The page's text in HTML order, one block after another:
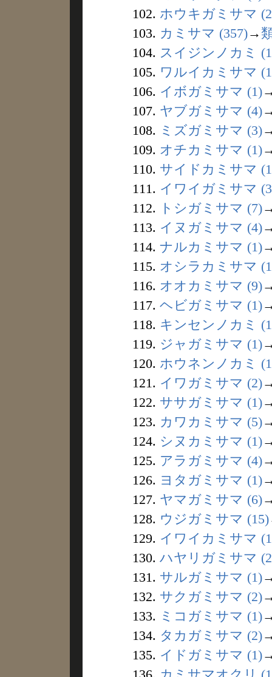
102. ホウキガミサマ
103. カミサマ (357)→
104. スイジンノカミ
105. ワルイカミサマ
106. イボガミサマ (1)
107. ヤブガミサマ (4)
108. ミズガミサマ (3)
109. オチカミサマ (1)
110. サイドカミサマ
111. イワイガミサマ
112.
トシガミサマ (7)
113. イヌガミサマ (4)
114. ナルカミサマ (1)
115. オシラカミサマ
116. オオカミサマ (9)
117. ヘビガミサマ (1)
118. キンセンノカミ
119. ジャガミサマ (1)
120. ホウネンノカミ
121. イワガミサマ (2)
122. ササガミサマ (1)
123. カワカミサマ (5)
124. シヌカミサマ (1)
125. アラガミサマ (4)
126. ヨタガミサマ (1)
127. ヤマガミサマ (6)
128. ウジガミサマ (15)
129. イワイカミサマ
130. ハヤリガミサマ
131. サルガミサマ (1)
132. サクガミサマ (2)
133. ミコガミサマ (1)
134. タカガミサマ (2)
135. イドガミサマ (1)